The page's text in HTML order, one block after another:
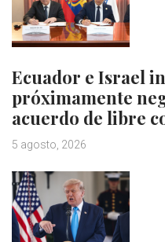
Ecuador e Israel
próximamente
acuerdo de libre
5 agosto, 2026